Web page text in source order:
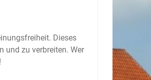
Dieses
und zu verbreiten. Wer